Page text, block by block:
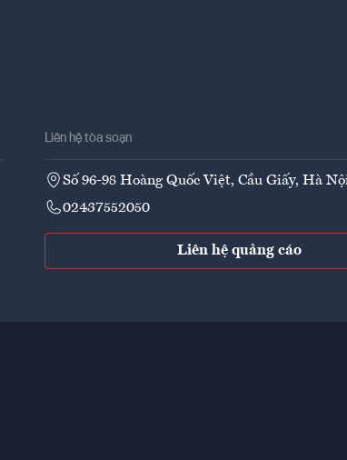
Liên hệ tòa soạn
Số 96-98 Hoàng Quốc Việt, Cầu Giấy, Hà
02437552050
Liên hệ quảng cáo